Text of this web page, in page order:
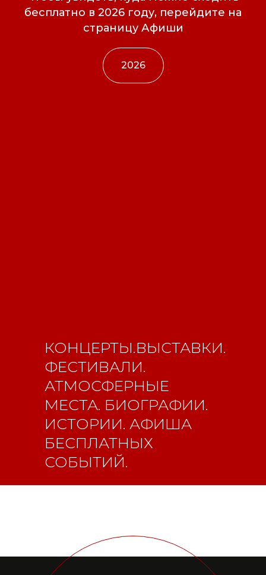
бесплатно в 2026 году, перейдите на
страницу Афиши
2026
КОНЦЕРТЫ.ВЫСТАВКИ.
ФЕСТИВАЛИ.
АТМОСФЕРНЫЕ
МЕСТА. БИОГРАФИИ.
ИСТОРИИ. АФИША
БЕСПЛАТНЫХ
СОБЫТИЙ.
Youtube